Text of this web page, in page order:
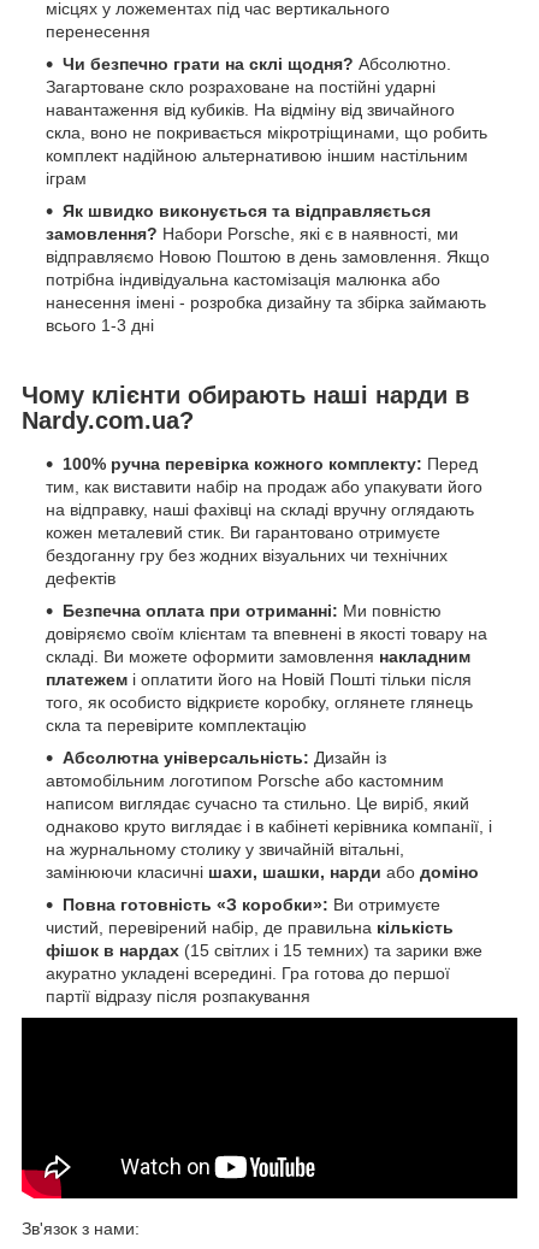
місцях у ложементах під час вертикального
перенесення
Чи безпечно грати на склі щодня? Абсолютно.
Загартоване скло розраховане на постійні ударні
навантаження від кубиків. На відміну від звичайного
скла, воно не покривається мікротріщинами, що робить
комплект надійною альтернативою іншим настільним
іграм
Як швидко виконується та відправляється
замовлення? Набори Porsche, які є в наявності, ми
відправляємо Новою Поштою в день замовлення. Якщо
потрібна індивідуальна кастомізація малюнка або
нанесення імені - розробка дизайну та збірка займають
всього 1-3 дні
Чому клієнти обирають наші нарди в
Nardy.com.ua?
100% ручна перевірка кожного комплекту: Перед
тим, как виставити набір на продаж або упакувати його
на відправку, наші фахівці на складі вручну оглядають
кожен металевий стик. Ви гарантовано отримуєте
бездоганну гру без жодних візуальних чи технічних
дефектів
Безпечна оплата при отриманні: Ми повністю
довіряємо своїм клієнтам та впевнені в якості товару на
складі. Ви можете оформити замовлення накладним
платежем і оплатити його на Новій Пошті тільки після
того, як особисто відкриєте коробку, оглянете глянець
скла та перевірите комплектацію
Абсолютна універсальність: Дизайн із
автомобільним логотипом Porsche або кастомним
написом виглядає сучасно та стильно. Це виріб, який
однаково круто виглядає і в кабінеті керівника компанії, і
на журнальному столику у звичайній вітальні,
замінюючи класичні шахи, шашки, нарди або доміно
Повна готовність «З коробки»: Ви отримуєте
чистий, перевірений набір, де правильна кількість
фішок в нардах (15 світлих і 15 темних) та зарики вже
акуратно укладені всередині. Гра готова до першої
партії відразу після розпакування
Зв'язок з нами: